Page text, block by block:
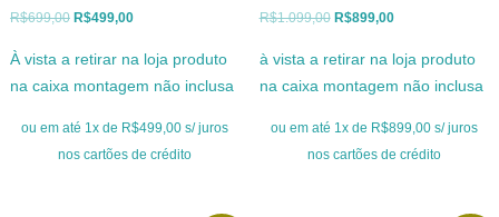
R$699,00 O
original
era:
R$699,00.
R$499,00O
atual
é:
R$499,00.
À vista a retirar na loja produto
na caixa montagem não inclusa
ou em até 1x de R$499,00 s/ juros
nos cartões de crédito
R$1.099,00 O
original
era:
R$1.099,00.
R$899,00O
atual
é:
R$899,00.
à vista a retirar na loja produto
na caixa montagem não inclusa
ou em até 1x de R$899,00 s/ juros
nos cartões de crédito